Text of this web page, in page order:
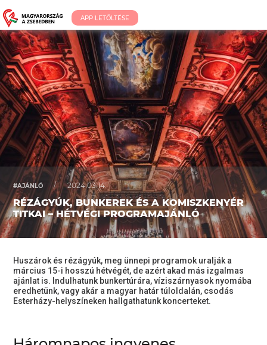
APP LETÖLTÉSE
#AJÁNLÓ / 2024.03.14.
RÉZÁGYÚK, BUNKEREK ÉS A KOMISZKENYÉR
TITKAI – HÉTVÉGI PROGRAMAJÁNLÓ
Huszárok és rézágyúk, meg ünnepi programok uralják a
március 15-i hosszú hétvégét, de azért akad más izgalmas
ajánlat is. Indulhatunk bunkertúrára, víziszárnyasok nyomába
eredhetünk, vagy akár a magyar határ túloldalán, csodás
Esterházy-helyszíneken hallgathatunk koncerteket.